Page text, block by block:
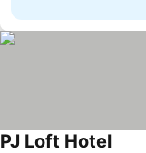
PJ Loft Hotel